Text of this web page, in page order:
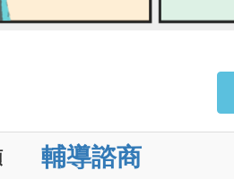
與高中育才輔助系統
輔導諮商